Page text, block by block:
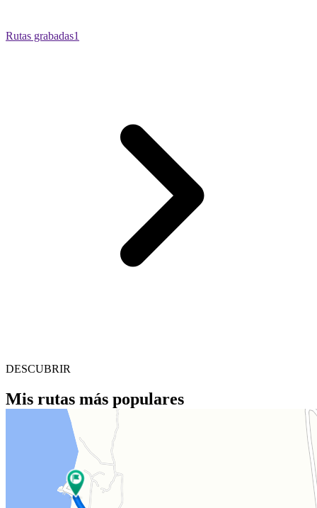
Rutas grabadas1
DESCUBRIR
Mis rutas más populares